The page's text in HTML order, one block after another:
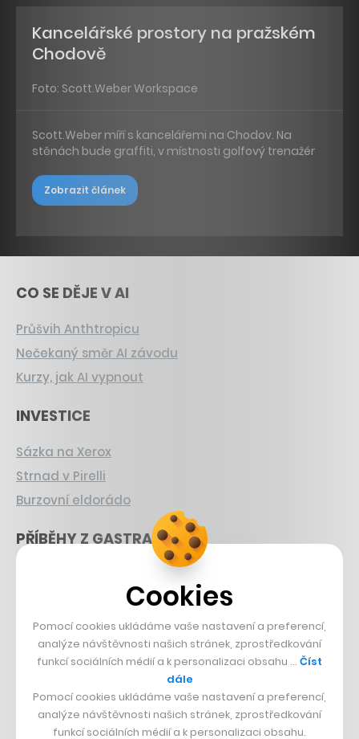
Kancelářské prostory na pražském
Chodově
Foto: Scott.Weber Workspace
Scott.Weber míří s kancelářemi na Chodov. Na
stěnách bude graffiti, v místnosti golfový trenažér
Zobrazit článek
CO SE DĚJE V AI
Průšvih Anthtropicu
Nečekaný směr AI závodu
Kurzy, jak AI vypnout
INVESTICE
Sázka na Xerox
Strnad v Pirelli
Burzovní eldorádo
PŘÍBĚHY Z GASTRA
Francouzský šéfkuchař na Šumavě
Dva golfisti, co pečou
DESIGN
Bomma není tichá
Originální hodinky
Cookies
Pomocí cookies ukládáme vaše nastavení a preferencí,
analýze návštěvnosti našich stránek, zprostředkování
funkcí sociálních médií a k personalizaci obsahu … Číst
dále
Pomocí cookies ukládáme vaše nastavení a preferencí,
analýze návštěvnosti našich stránek, zprostředkování
funkcí sociálních médií a k personalizaci obsahu.